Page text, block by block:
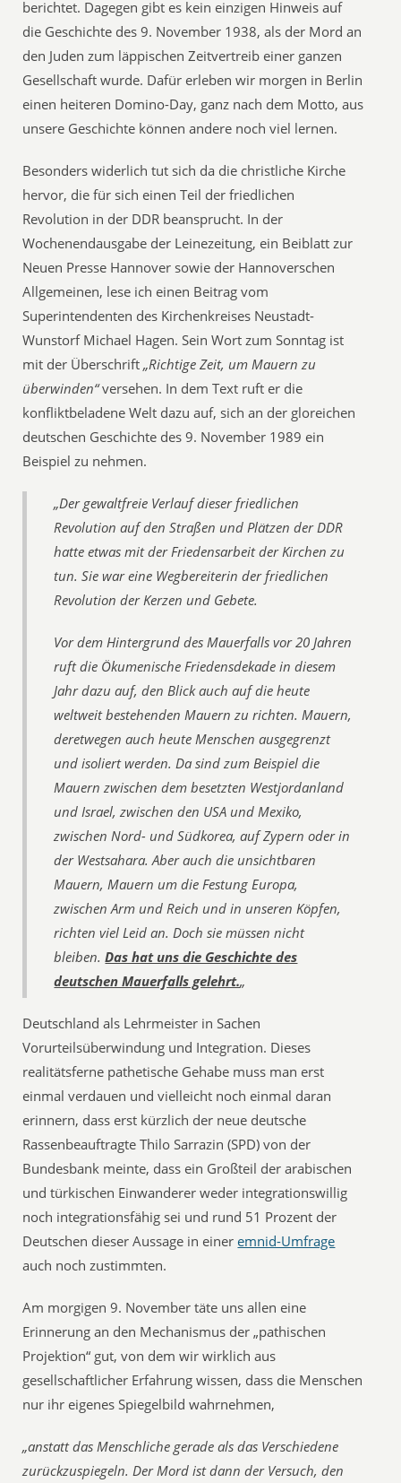
berichtet. Dagegen gibt es kein einzigen Hinweis auf
die Geschichte des 9. November 1938, als der Mord an
den Juden zum läppischen Zeitvertreib einer ganzen
Gesellschaft wurde. Dafür erleben wir morgen in Berlin
einen heiteren Domino-Day, ganz nach dem Motto, aus
unsere Geschichte können andere noch viel lernen.
Besonders widerlich tut sich da die christliche Kirche
hervor, die für sich einen Teil der friedlichen
Revolution in der DDR beansprucht. In der
Wochenendausgabe der Leinezeitung, ein Beiblatt zur
Neuen Presse Hannover sowie der Hannoverschen
Allgemeinen, lese ich einen Beitrag vom
Superintendenten des Kirchenkreises Neustadt-
Wunstorf Michael Hagen. Sein Wort zum Sonntag ist
mit der Überschrift„Richtige Zeit, um Mauern zu
überwinden“versehen. In dem Text ruft er die
konfliktbeladene Welt dazu auf, sich an der gloreichen
deutschen Geschichte des 9. November 1989 ein
Beispiel zu nehmen.
„Der gewaltfreie Verlauf dieser friedlichen
Revolution auf den Straßen und Plätzen der DDR
hatte etwas mit der Friedensarbeit der Kirchen zu
tun. Sie war eine Wegbereiterin der friedlichen
Revolution der Kerzen und Gebete.
Vor dem Hintergrund des Mauerfalls vor 20 Jahren
ruft die Ökumenische Friedensdekade in diesem
Jahr dazu auf, den Blick auch auf die heute
weltweit bestehenden Mauern zu richten. Mauern,
deretwegen auch heute Menschen ausgegrenzt
und isoliert werden. Da sind zum Beispiel die
Mauern zwischen dem besetzten Westjordanland
und Israel, zwischen den USA und Mexiko,
zwischen Nord- und Südkorea, auf Zypern oder in
der Westsahara. Aber auch die unsichtbaren
Mauern, Mauern um die Festung Europa,
zwischen Arm und Reich und in unseren Köpfen,
richten viel Leid an. Doch sie müssen nicht
bleiben.Das hat uns die Geschichte des
deutschen Mauerfalls gelehrt.„
Deutschland als Lehrmeister in Sachen
Vorurteilsüberwindung und Integration. Dieses
realitätsferne pathetische Gehabe muss man erst
einmal verdauen und vielleicht noch einmal daran
erinnern, dass erst kürzlich der neue deutsche
Rassenbeauftragte Thilo Sarrazin (SPD) von der
Bundesbank meinte, dass ein Großteil der arabischen
und türkischen Einwanderer weder integrationswillig
noch integrationsfähig sei und rund 51 Prozent der
Deutschen dieser Aussage in eineremnid-Umfrage
auch noch zustimmten.
Am morgigen 9. November täte uns allen eine
Erinnerung an den Mechanismus der „pathischen
Projektion“ gut, von dem wir wirklich aus
gesellschaftlicher Erfahrung wissen, dass die Menschen
nur ihr eigenes Spiegelbild wahrnehmen,
„anstatt das Menschliche gerade als das Verschiedene
zurückzuspiegeln. Der Mord ist dann der Versuch, den